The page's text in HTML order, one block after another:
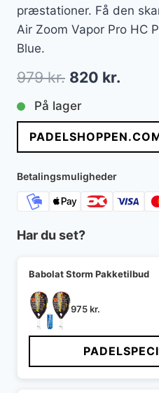
præstationer. Få den
Air Zoom Vapor Pro HC
Blue.
979kr. Den
oprindelige
pris
var:
979 kr..
820 kr.
pris
er:
På lager
Betalingsmuligheder
Har du set?
Babolat Storm Pakketilbud
975kr.